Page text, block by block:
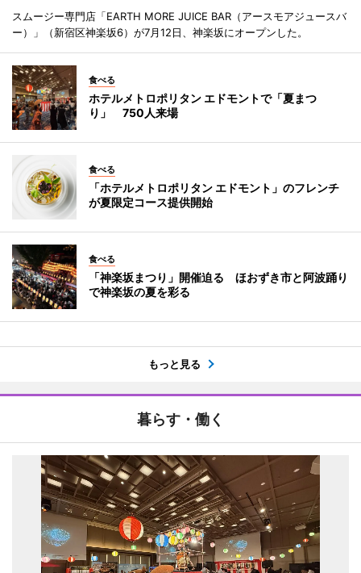
スムージー専門店「EARTH MORE JUICE BAR（アースモアジュースバ
ー）」（新宿区神楽坂6）が7月12日、神楽坂にオープンした。
食べる
ホテルメトロポリタン エドモントで「夏まつ
り」 750人来場
食べる
「ホテルメトロポリタン エドモント」のフレンチ
が夏限定コース提供開始
食べる
「神楽坂まつり」開催迫る ほおずき市と阿波踊り
で神楽坂の夏を彩る
もっと見る
暮らす・働く